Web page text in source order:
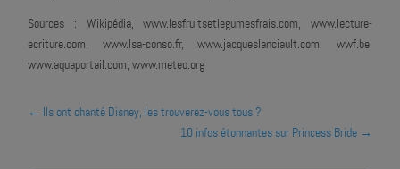
Sources : Wikipédia, www.lesfruitsetlegumesfrais.com, www.lecture-
ecriture.com, www.lsa-conso.fr, www.jacqueslanciault.com, wwf.be,
www.aquaportail.com, www.meteo.org
← Ils ont chanté Disney, les trouverez-vous tous ?
10 infos étonnantes sur Princess Bride→